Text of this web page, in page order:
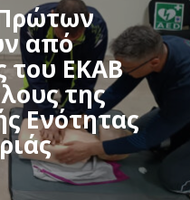
από
του ΕΚΑΒ
της
Ενότητας